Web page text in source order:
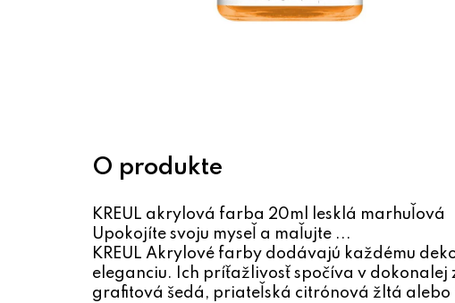
KREUL akrylová farba 20ml lesklá marhuľová
Upokojíte svoju myseľ a maľujte ...
KREUL Akrylové farby dodávajú každému
eleganciu. Ich príťažlivosť spočíva v dokonalej
grafitová šedá, priateľská citrónová žltá alebo